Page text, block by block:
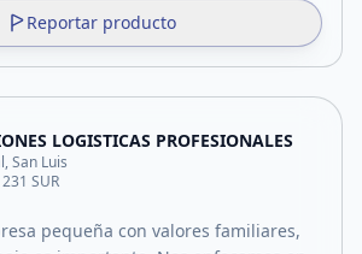
Reportar producto
LOGISTICAS PROFESIONALES
San Luis
SUR
pequeña con valores familiares,